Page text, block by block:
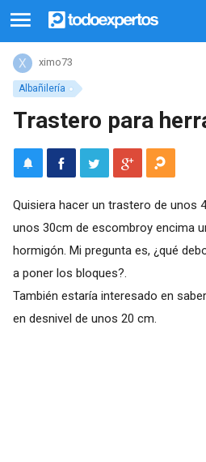
Albañilería
ximo73
Trastero para
Quisiera hacer un trastero de unos
unos 30cm de escombroy encima
hormigón. Mi pregunta es, ¿qué
a poner los bloques?.
También estaría interesado en
en desnivel de unos 20 cm.